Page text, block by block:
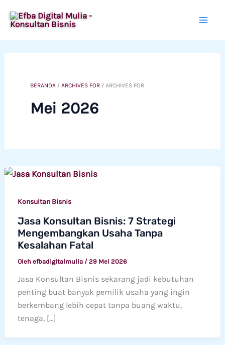
BERANDA /ARCHIVES FOR / ARCHIVES FOR
Mei 2026
Konsultan Bisnis
Jasa Konsultan Bisnis: 7 Strategi
Mengembangkan Usaha Tanpa
Kesalahan Fatal
Oleh efbadigitalmulia / 29 Mei 2026
Jasa Konsultan Bisnis sekarang jadi kebutuhan
penting buat banyak pemilik usaha yang ingin
berkembang lebih cepat tanpa buang waktu,
tenaga, […]